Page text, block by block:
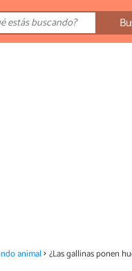
animal ¿Las gallinas ponen